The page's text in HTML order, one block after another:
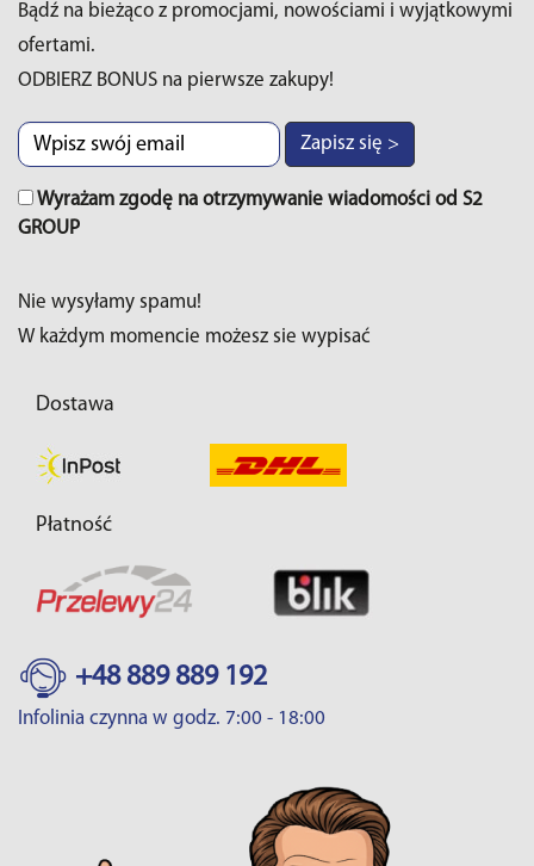
Bądź na bieżąco z promocjami, nowościami i wyjątkowymi
ofertami.
ODBIERZ BONUS na pierwsze zakupy!
Zapisz się >
Wyrażam zgodę na otrzymywanie wiadomości od S2
GROUP
Nie wysyłamy spamu!
W każdym momencie możesz sie wypisać
Dostawa
Płatność
+48 889 889 192
Infolinia czynna w godz. 7:00 - 18:00